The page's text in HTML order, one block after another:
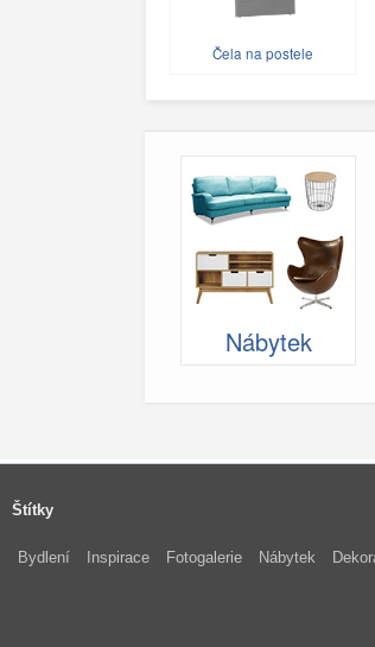
Čela na postele
Nábytek
Štítky
Bydlení Inspirace Fotogalerie Nábytek